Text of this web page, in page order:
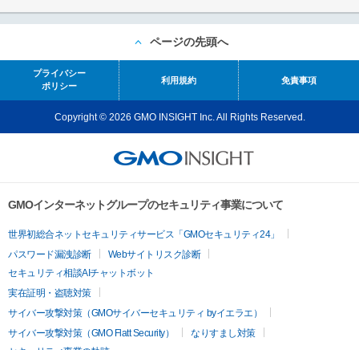
ページの先頭へ
プライバシー
ポリシー
利用規約 免責事項
Copyright © 2026 GMO INSIGHT Inc. All Rights Reserved.
GMOインターネットグループのセキュリティ事業について
世界初総合ネットセキュリティサービス「GMOセキュリティ24」
パスワード漏洩診断
Webサイトリスク診断
セキュリティ相談AIチャットボット
実在証明・盗聴対策
サイバー攻撃対策（GMOサイバーセキュリティ byイエラエ）
サイバー攻撃対策（GMO Flatt Security）
なりすまし対策